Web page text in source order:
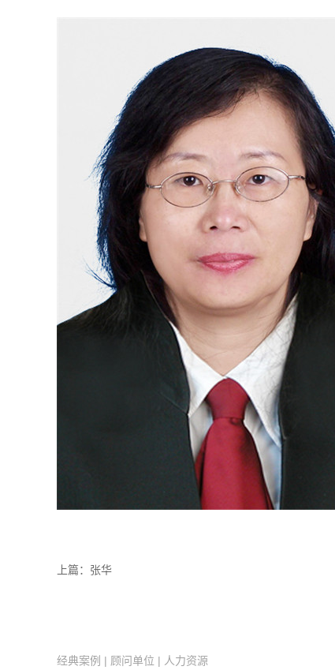
上篇： 张华
经典案例 | 顾问单位 | 人力资源